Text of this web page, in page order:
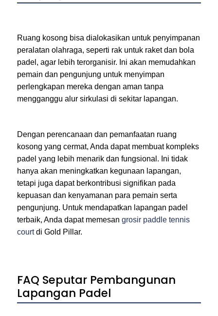
Ruang kosong bisa dialokasikan untuk penyimpanan
peralatan olahraga, seperti rak untuk raket dan bola
padel, agar lebih terorganisir. Ini akan memudahkan
pemain dan pengunjung untuk menyimpan
perlengkapan mereka dengan aman tanpa
mengganggu alur sirkulasi di sekitar lapangan.
Dengan perencanaan dan pemanfaatan ruang
kosong yang cermat, Anda dapat membuat kompleks
padel yang lebih menarik dan fungsional. Ini tidak
hanya akan meningkatkan kegunaan lapangan,
tetapi juga dapat berkontribusi signifikan pada
kepuasan dan kenyamanan para pemain serta
pengunjung. Untuk mendapatkan lapangan padel
terbaik, Anda dapat memesan grosir paddle tennis
courtdi Gold Pillar.
FAQ Seputar Pembangunan
Lapangan Padel